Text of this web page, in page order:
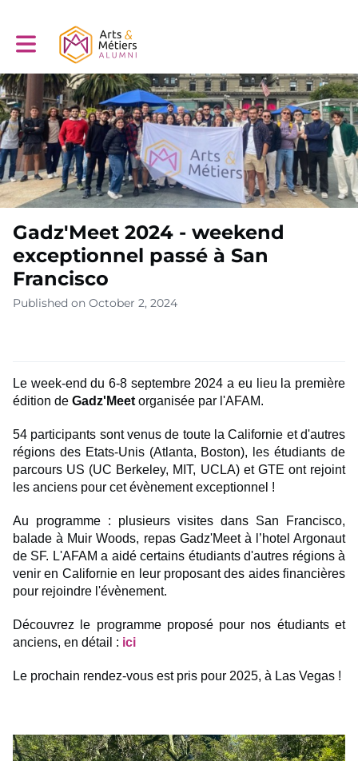
Toggle main navigation
Gadz'Meet 2024 - weekend
exceptionnel passé à San
Francisco
Published on October 2, 2024
Le week-end du 6-8 septembre 2024 a eu lieu la première
édition de Gadz'Meet organisée par l'AFAM.
54 participants sont venus de toute la Californie et d'autres
régions des Etats-Unis (Atlanta, Boston), les étudiants de
parcours US (UC Berkeley, MIT, UCLA) et GTE ont rejoint
les anciens pour cet évènement exceptionnel !
Au programme : plusieurs visites dans San Francisco,
balade à Muir Woods, repas Gadz'Meet à l’hotel Argonaut
de SF. L'AFAM a aidé certains étudiants d'autres régions à
venir en Californie en leur proposant des aides financières
pour rejoindre l'évènement.
Découvrez le programme proposé pour nos étudiants et
anciens, en détail : ici
Le prochain rendez-vous est pris pour 2025, à Las Vegas !